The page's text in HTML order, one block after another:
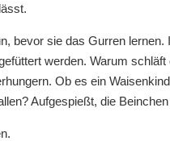
bevor sie das Gurren
werden. Warum
Ob es ein
Aufgespießt, die